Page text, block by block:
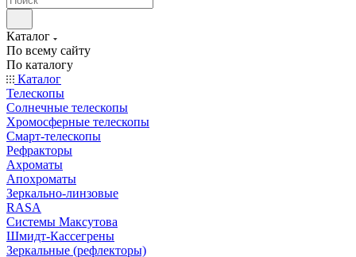
Каталог
По всему сайту
По каталогу
Каталог
Телескопы
Солнечные телескопы
Хромосферные телескопы
Смарт-телескопы
Рефракторы
Ахроматы
Апохроматы
Зеркально-линзовые
RASA
Системы Максутова
Шмидт-Кассегрены
Зеркальные (рефлекторы)